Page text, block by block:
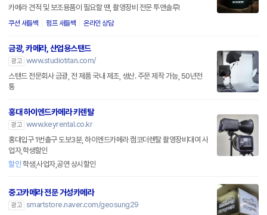
카메라 견적 및 보조용품이 필요할 땐, 촬영장비 전문 투앤솔루!
쿠션 새들백 펌프 새들백 온라인 상담
금광, 카메라, 산업용스탠드
광고 www.studiotitan.com/
스탠드 전문회사 금광, 전 제품 국내 제조, 생산. 주문 제작 가능, 50년전
통
홍대 하이엔드카메라 키렌탈
광고 www.keyrental.co.kr
홍대입구 1번출구 도보3분, 하이엔드카메라 캠코더렌탈 촬영장비대여 사
업자,학생할인
할인 학생,사업자,공연 상시할인
중고카메라 전문 거성카메라
광고 smartstore.naver.com/geosung29